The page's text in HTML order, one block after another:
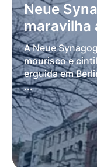
Neue
maravilha
A Neue
mourisco e
erguida em
...